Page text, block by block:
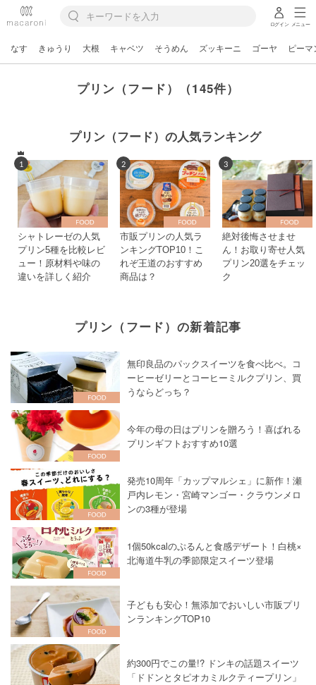
ログイン メニュー
なす きゅうり 大根 キャベツ そうめん ズッキーニ ゴーヤ ピーマ
プリン（フード）（145件）
プリン（フード）の人気ランキング
1
シャトレーゼの人気
プリン5種を比較レビ
ュー！原材料や味の
違いを詳しく紹介
2
市販プリンの人気ラ
ンキングTOP10！こ
れぞ王道のおすすめ
商品は？
3
絶対後悔させませ
ん！お取り寄せ人気
プリン20選をチェッ
ク
プリン（フード）の新着記事
無印良品のパックスイーツを食べ比べ。コ
ーヒーゼリーとコーヒーミルクプリン、買
うならどっち？
今年の母の日はプリンを贈ろう！喜ばれる
プリンギフトおすすめ10選
発売10周年「カップマルシェ」に新作！瀬
戸内レモン・宮崎マンゴー・クラウンメロ
ンの3種が登場
1個50kcalのぷるんと食感デザート！白桃×
北海道牛乳の季節限定スイーツ登場
子どもも安心！無添加でおいしい市販プリ
ンランキングTOP10
約300円でこの量!? ドンキの話題スイーツ
「ドドンとタピオカミルクティープリン」